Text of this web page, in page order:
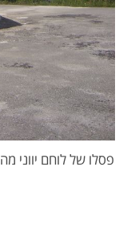
פסלו של לוחם יווני